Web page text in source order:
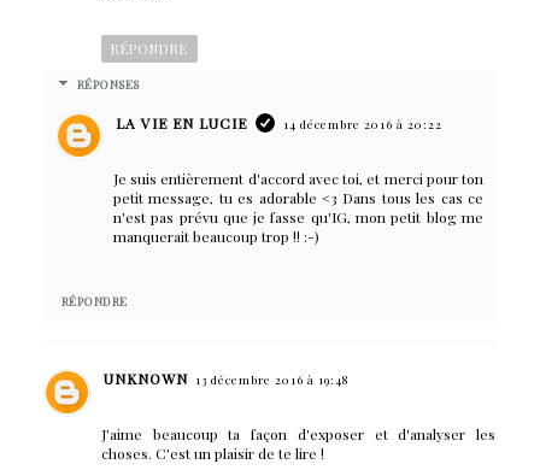
RÉPONDRE
RÉPONSES
LA VIE EN LUCIE 14 décembre 2016 à 20:22
Je suis entièrement d'accord avec toi, et merci pour ton
petit message, tu es adorable <3 Dans tous les cas ce
n'est pas prévu que je fasse qu'IG, mon petit blog me
manquerait beaucoup trop !! :-)
RÉPONDRE
UNKNOWN 13 décembre 2016 à 19:48
J'aime beaucoup ta façon d'exposer et d'analyser les
choses. C'est un plaisir de te lire !